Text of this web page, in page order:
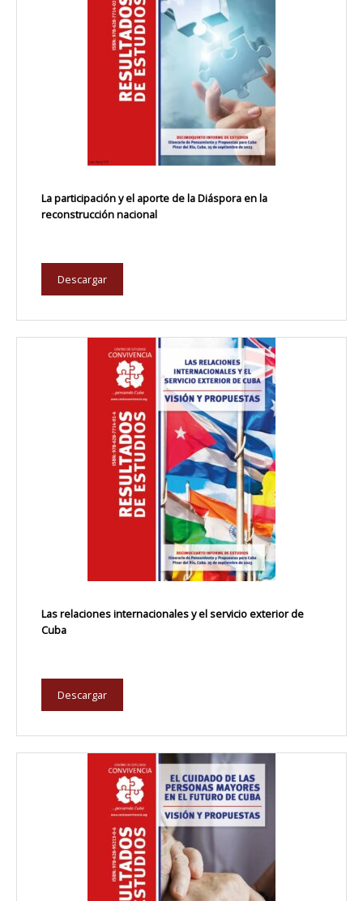
La participación y el aporte de la Diáspora en la
reconstrucción nacional
Descargar
Las relaciones internacionales y el servicio exterior de
Cuba
Descargar